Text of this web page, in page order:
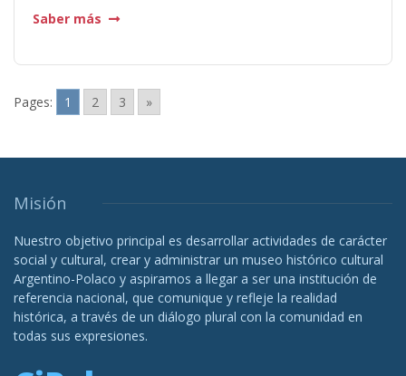
Saber más
Pages: 1 2 3 »
Misión
Nuestro objetivo principal es desarrollar actividades de carácter
social y cultural, crear y administrar un museo histórico cultural
Argentino-Polaco y aspiramos a llegar a ser una institución de
referencia nacional, que comunique y refleje la realidad
histórica, a través de un diálogo plural con la comunidad en
todas sus expresiones.